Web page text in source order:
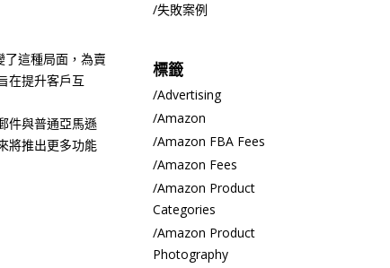
這種局面，為賣
在提升客戶互
件與普通亞馬遜
將推出更多功能
失敗案例
標籤
Advertising
Amazon
Amazon FBA Fees
Amazon Fees
Amazon Product
Categories
Amazon Product
Photography